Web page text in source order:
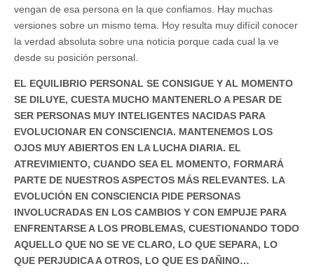
vengan de esa persona en la que confiamos. Hay muchas
versiones sobre un mismo tema. Hoy resulta muy difícil conocer
la verdad absoluta sobre una noticia porque cada cual la ve
desde su posición personal.
EL EQUILIBRIO PERSONAL SE CONSIGUE Y AL MOMENTO
SE DILUYE, CUESTA MUCHO MANTENERLO A PESAR DE
SER PERSONAS MUY INTELIGENTES NACIDAS PARA
EVOLUCIONAR EN CONSCIENCIA. MANTENEMOS LOS
OJOS MUY ABIERTOS EN LA LUCHA DIARIA. EL
ATREVIMIENTO, CUANDO SEA EL MOMENTO, FORMARÁ
PARTE DE NUESTROS ASPECTOS MÁS RELEVANTES. LA
EVOLUCIÓN EN CONSCIENCIA PIDE PERSONAS
INVOLUCRADAS EN LOS CAMBIOS Y CON EMPUJE PARA
ENFRENTARSE A LOS PROBLEMAS, CUESTIONANDO TODO
AQUELLO QUE NO SE VE CLARO, LO QUE SEPARA, LO
QUE PERJUDICA A OTROS, LO QUE ES DAÑINO…